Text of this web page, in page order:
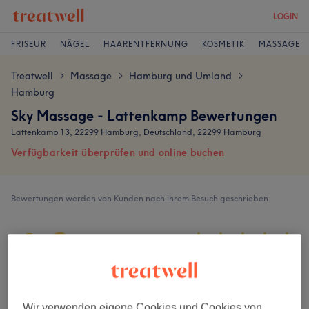
LOGIN
FRISEUR NÄGEL HAARENTFERNUNG KOSMETIK MASSAGE
Treatwell > Massage > Hamburg und Umland >
Hamburg
Sky Massage - Lattenkamp Bewertungen
Lattenkamp 13, 22299 Hamburg, Deutschland, 22299 Hamburg
Verfügbarkeit überprüfen und online buchen
Bewertungen werden von Kunden nach ihrem Besuch geschrieben.
4,9